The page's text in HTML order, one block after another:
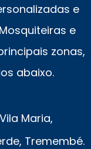
e
e
zonas,
abaixo.
Vila Maria,
Tremembé.